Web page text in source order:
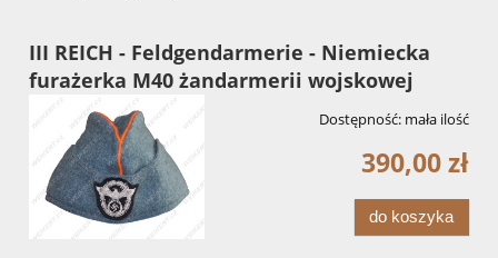
III REICH - Feldgendarmerie - Niemiecka
furażerka M40 żandarmerii wojskowej
Dostępność: mała ilość
390,00 zł
do koszyka